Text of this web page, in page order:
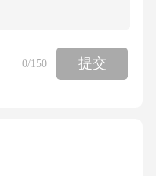
方支付违约金。-
对大棚及附属设施
的损失。-若乙方
0/150 提交